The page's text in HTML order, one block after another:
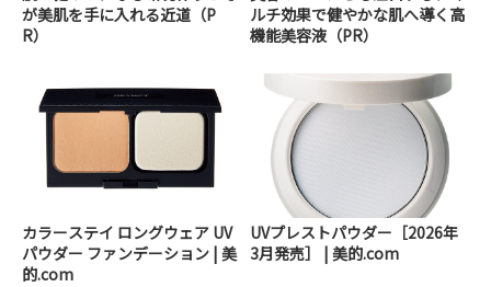
が美肌を手に入れる近道（P
R）
ルチ効果で健やかな肌へ導く高
機能美容液（PR）
カラーステイ ロングウェア UV
パウダー ファンデーション | 美
的.com
UVプレストパウダー［2026年
3月発売］ | 美的.com